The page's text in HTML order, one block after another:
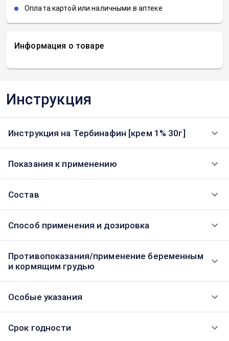
Информация о товаре
Оплата картой или наличными в аптеке
Инструкция
Инструкция на Тербинафин [крем 1% 30г]
Показания к применению
Состав
Способ применения и дозировка
Противопоказания/применение беременным
и кормящим грудью
Особые указания
Срок годности